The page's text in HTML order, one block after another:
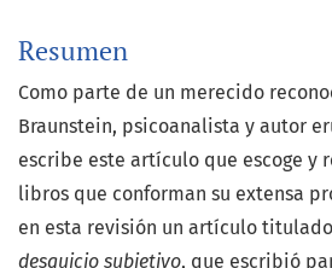
Resumen
Como parte de un merecido
Braunstein, psicoanalista y autor
escribe este artículo que escoge y
libros que conforman su extensa
en esta revisión un artículo titulado
desquicio subjetivo, que escribió